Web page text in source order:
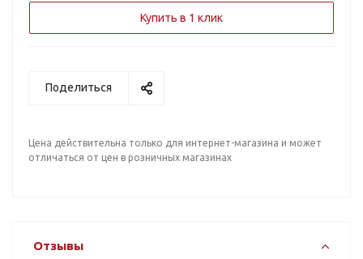
Купить в 1 клик
Поделиться
Цена действительна только для интернет-магазина и может
отличаться от цен в розничных магазинах
Отзывы